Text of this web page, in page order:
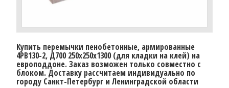
Купить перемычки пенобетонные, армированные
4PB130-2, Д700 250х250х1300 (для кладки на клей) на
европоддоне. Заказ возможен только совместно с
блоком. Доставку рассчитаем индивидуально по
городу Санкт-Петербург и Ленинградской области